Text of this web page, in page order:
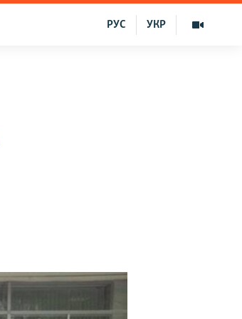
УКР
РУС